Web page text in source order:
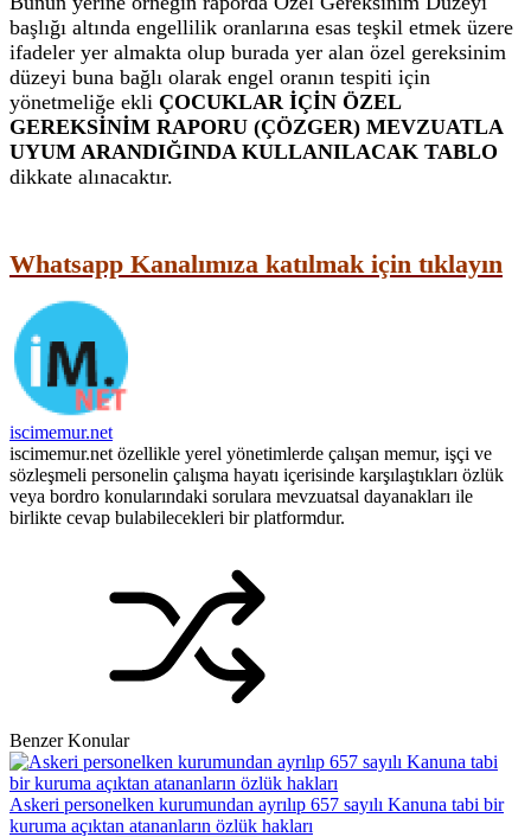
başlığı altında engellilik oranlarına esas teşkil etmek üzere
ifadeler yer almakta olup burada yer alan özel gereksinim
düzeyi buna bağlı olarak engel oranın tespiti için
yönetmeliğe ekli ÇOCUKLAR İÇİN ÖZEL
GEREKSİNİM RAPORU (ÇÖZGER) MEVZUATLA
UYUM ARANDIĞINDA KULLANILACAK TABLO
dikkate alınacaktır.
Whatsapp Kanalımıza katılmak için tıklayın
iscimemur.net
iscimemur.net özellikle yerel yönetimlerde çalışan memur, işçi ve
sözleşmeli personelin çalışma hayatı içerisinde karşılaştıkları özlük
veya bordro konularındaki sorulara mevzuatsal dayanakları ile
birlikte cevap bulabilecekleri bir platformdur.
Benzer Konular
Askeri personelken kurumundan ayrılıp 657 sayılı Kanuna tabi bir
kuruma açıktan atananların özlük hakları